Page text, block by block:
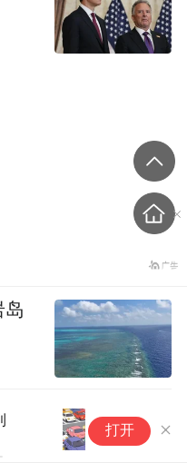
年7月中
增57%
打开
岛